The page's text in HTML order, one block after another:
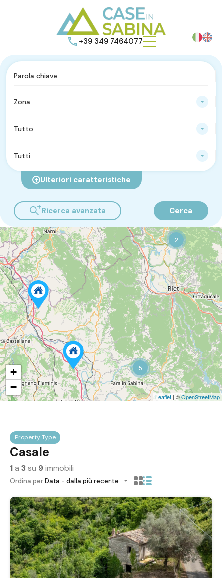
+39 349 7464077
Zona
Tutto
Tutti
Ulteriori caratteristiche
Ricerca avanzata Cerca
2
5
+
−
Leaflet | ©OpenStreetMap
Property Type
Casale
1a 3su 9immobili
Ordina per:Data - dalla più recente